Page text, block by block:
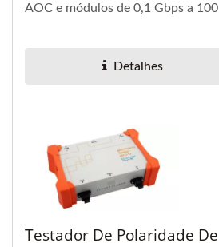
AOC e módulos de 0,1 Gbps a 100
Detalhes
Testador De Polaridade De